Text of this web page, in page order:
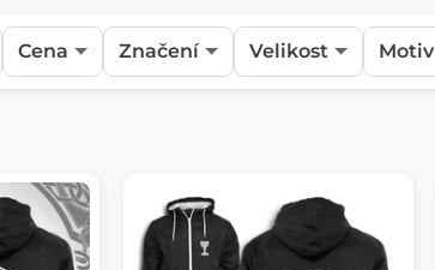
Cena Značení Velikost Motiv